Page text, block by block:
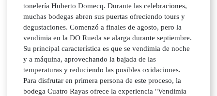
tonelería Huberto Domecq. Durante las celebraciones,
muchas bodegas abren sus puertas ofreciendo tours y
degustaciones. Comenzó a finales de agosto, pero la
vendimia en la DO Rueda se alarga durante septiembre.
Su principal característica es que se vendimia de noche
y a máquina, aprovechando la bajada de las
temperaturas y reduciendo las posibles oxidaciones.
Para disfrutar en primera persona de este proceso, la
bodega Cuatro Rayas ofrece la experiencia "Vendimia